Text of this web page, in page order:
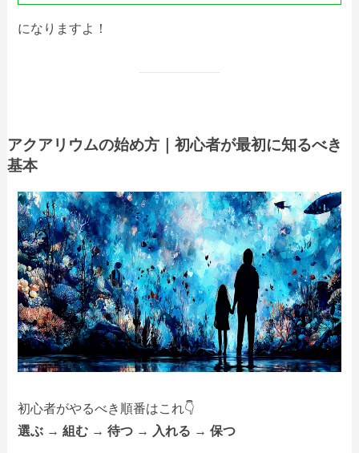
になりますよ！
アクアリウムの始め方｜初心者が最初に知るべき
基本
初心者がやるべき順番はこれ👇
選ぶ → 組む → 待つ → 入れる → 保つ